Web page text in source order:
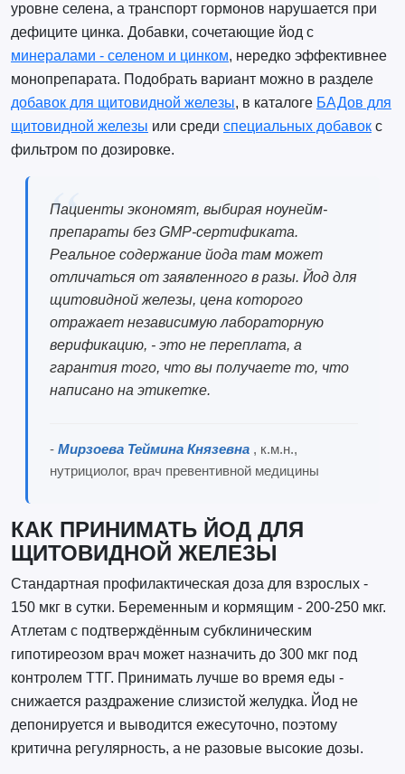
уровне селена, а транспорт гормонов нарушается при
дефиците цинка. Добавки, сочетающие йод с
минералами - селеном и цинком, нередко эффективнее
монопрепарата. Подобрать вариант можно в разделе
добавок для щитовидной железы, в каталоге БАДов для
щитовидной железы или среди специальных добавокс
фильтром по дозировке.
Пациенты экономят, выбирая ноунейм-
препараты без GMP-сертификата.
Реальное содержание йода там может
отличаться от заявленного в разы. Йод для
щитовидной железы, цена которого
отражает независимую лабораторную
верификацию, - это не переплата, а
гарантия того, что вы получаете то, что
написано на этикетке.
- Мирзоева Теймина Князевна , к.м.н.,
нутрициолог, врач превентивной медицины
КАК ПРИНИМАТЬ ЙОД ДЛЯ
ЩИТОВИДНОЙ ЖЕЛЕЗЫ
Стандартная профилактическая доза для взрослых -
150 мкг в сутки. Беременным и кормящим - 200-250 мкг.
Атлетам с подтверждённым субклиническим
гипотиреозом врач может назначить до 300 мкг под
контролем ТТГ. Принимать лучше во время еды -
снижается раздражение слизистой желудка. Йод не
депонируется и выводится ежесуточно, поэтому
критична регулярность, а не разовые высокие дозы.